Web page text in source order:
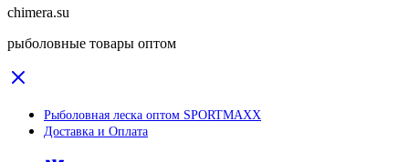
chimera.su
рыболовные товары оптом
Рыболовная леска оптом SPORTMAXX
Доставка и Оплата